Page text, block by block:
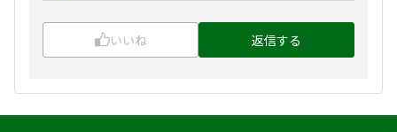
いいね 返信する